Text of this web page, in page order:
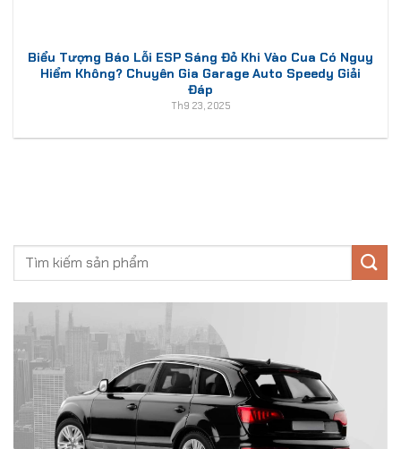
Biểu Tượng Báo Lỗi ESP Sáng Đỏ Khi Vào Cua Có Nguy
Hiểm Không? Chuyên Gia Garage Auto Speedy Giải
Đáp
Th9 23, 2025